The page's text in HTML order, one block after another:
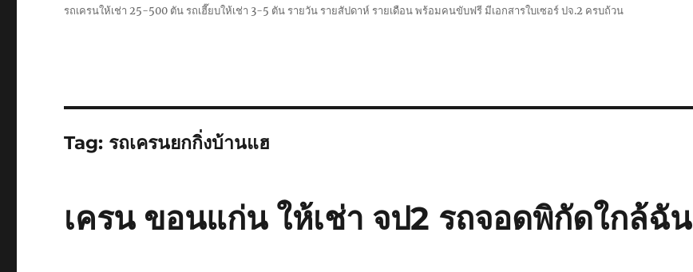
รถเครนให้เช่า 25-500 ตัน รถเฮี๊ยบให้เช่า 3-5 ตัน รายวัน รายสัปดาห์ รายเดือน พร้อมคนขับฟรี มีเอกสารใบเซอร์ ปจ.2 ครบถ้วน
Tag: รถเครนยกกิ่งบ้านแฮ
เครน ขอนแก่น ให้เช่า จป2 รถจอดพิกัดใกล้ฉัน